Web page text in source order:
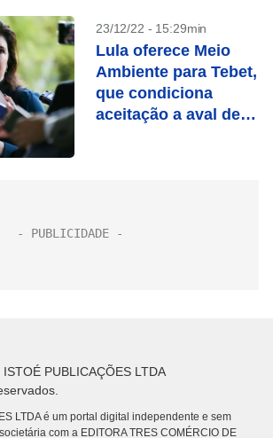
23/12/22 - 15:29min
Lula oferece Meio
Ambiente para Tebet,
que condiciona
aceitação a aval de
PUBLICAÇÕES LTDA
LTDA é um portal digital independente e sem
com a EDITORA TRES COMÉRCIO DE